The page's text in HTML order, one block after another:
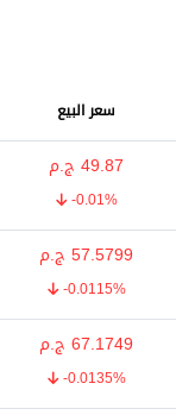
سعر البيع
49.87 ج.م
-0.01%
57.5799 ج.م
-0.0115%
67.1749 ج.م
-0.0135%